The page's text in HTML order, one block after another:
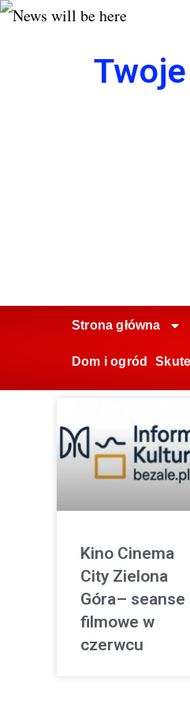
Strona główna
Dom i ogród
Kino Cinema
City Zielona
Góra– seanse
filmowe w
czerwcu